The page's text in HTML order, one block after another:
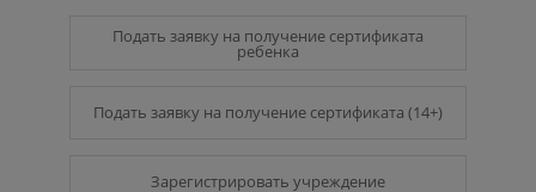
Подать заявку на получение сертификата
ребенка
Подать заявку на получение сертификата (14+)
Зарегистрировать учреждение